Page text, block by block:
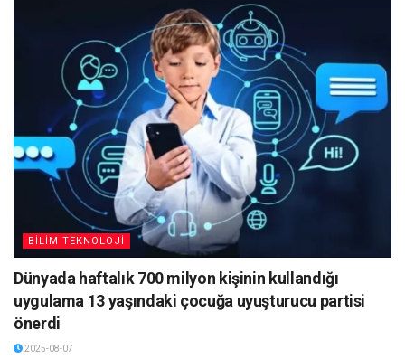
BİLİM TEKNOLOJİ
Dünyada haftalık 700 milyon kişinin kullandığı
uygulama 13 yaşındaki çocuğa uyuşturucu partisi
önerdi
2025-08-07